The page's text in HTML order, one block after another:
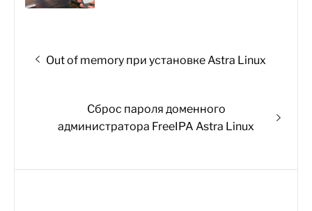
Навигация
Предыдущая
Out of memory при установке Astra Linux
Следующая
запись:
Сброс пароля доменного
администратора FreeIPA Astra Linux